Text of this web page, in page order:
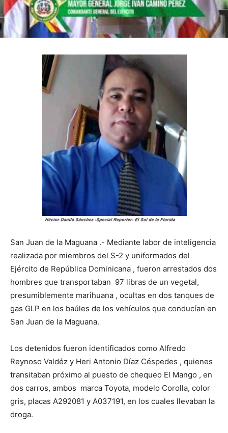
San Juan de la Maguana .- Mediante labor de inteligencia
realizada por miembros del S-2 y uniformados del
Ejército de República Dominicana , fueron arrestados dos
hombres que transportaban 97 libras de un vegetal,
presumiblemente marihuana , ocultas en dos tanques de
gas GLP en los baúles de los vehículos que conducían en
San Juan de la Maguana.
Los detenidos fueron identificados como Alfredo
Reynoso Valdéz y Heri Antonio Díaz Céspedes , quienes
transitaban próximo al puesto de chequeo El Mango , en
dos carros, ambos marca Toyota, modelo Corolla, color
gris, placas A292081 y A037191, en los cuales llevaban la
droga.